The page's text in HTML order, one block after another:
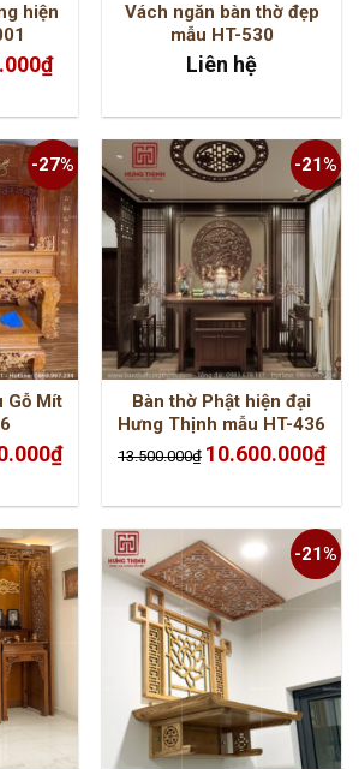
hiện
₫Giá
hiện
1.450.000₫.
Vách ngăn bàn thờ đẹp
mẫu HT-530
Liên hệ
-27%
Gỗ Mít
₫Giá
hiện
33.000.000₫.
-21%
Bàn thờ Phật hiện đại
Hưng Thịnh mẫu HT-436
13.500.000₫ Giá
gốc
10.600.000₫Giá
hiện
-21%